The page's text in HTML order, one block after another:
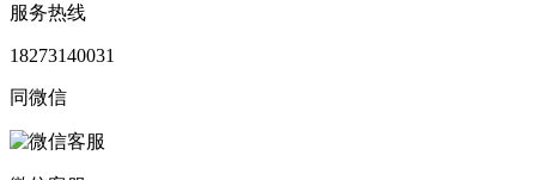
服务热线
18273140031
同微信